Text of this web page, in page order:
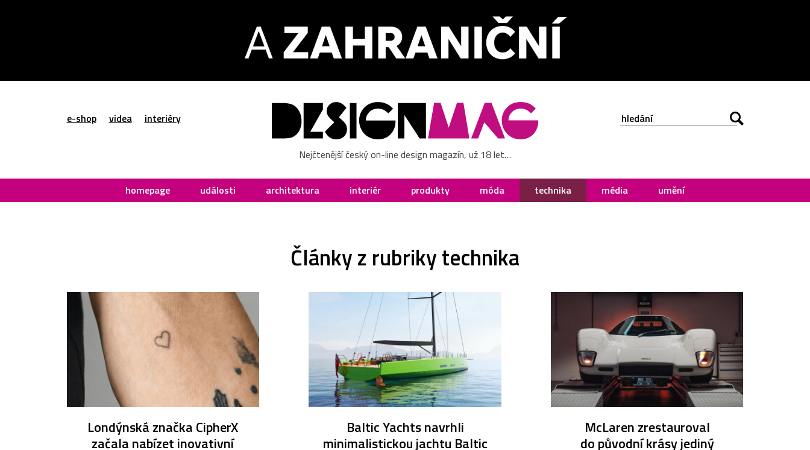
e-shop videa interiéry
Nejčtenější český on-line design magazín, už 18 let…
homepage události architektura interiér produkty móda technika média umění
Články z rubriky technika
Londýnská značka CipherX
začala nabízet inovativní
Baltic Yachts navrhli
minimalistickou jachtu Baltic
McLaren zrestauroval
do původní krásy jediný